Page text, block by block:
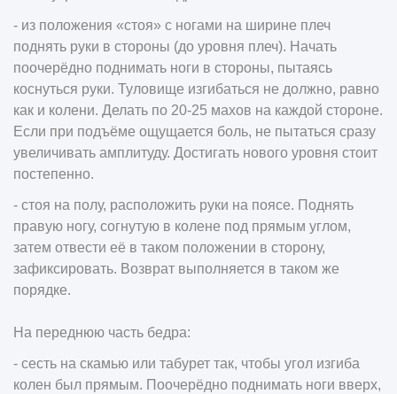
- из положения «стоя» с ногами на ширине плеч
поднять руки в стороны (до уровня плеч). Начать
поочерёдно поднимать ноги в стороны, пытаясь
коснуться руки. Туловище изгибаться не должно, равно
как и колени. Делать по 20-25 махов на каждой стороне.
Если при подъёме ощущается боль, не пытаться сразу
увеличивать амплитуду. Достигать нового уровня стоит
постепенно.
- стоя на полу, расположить руки на поясе. Поднять
правую ногу, согнутую в колене под прямым углом,
затем отвести её в таком положении в сторону,
зафиксировать. Возврат выполняется в таком же
порядке.
На переднюю часть бедра:
- сесть на скамью или табурет так, чтобы угол изгиба
колен был прямым. Поочерёдно поднимать ноги вверх,